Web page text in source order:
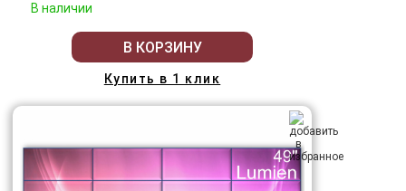
В наличии
В КОРЗИНУ
Купить в 1 клик